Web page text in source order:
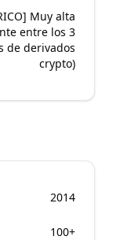
Muy alta
entre los 3
de derivados
crypto)
2014
100+